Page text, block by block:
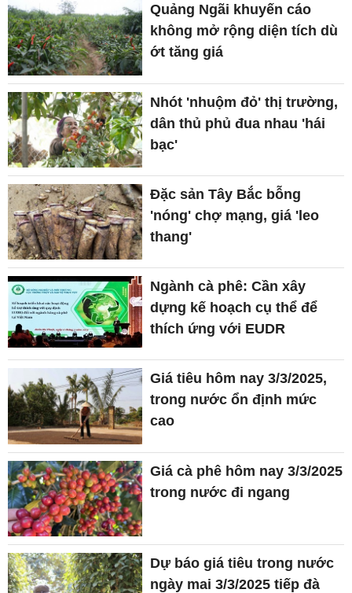
Quảng Ngãi khuyến cáo
không mở rộng diện tích dù
ớt tăng giá
Nhót 'nhuộm đỏ' thị trường,
dân thủ phủ đua nhau 'hái
bạc'
Đặc sản Tây Bắc bỗng
'nóng' chợ mạng, giá 'leo
thang'
Ngành cà phê: Cần xây
dựng kế hoạch cụ thể để
thích ứng với EUDR
Giá tiêu hôm nay 3/3/2025,
trong nước ổn định mức
cao
Giá cà phê hôm nay 3/3/2025
trong nước đi ngang
Dự báo giá tiêu trong nước
ngày mai 3/3/2025 tiếp đà